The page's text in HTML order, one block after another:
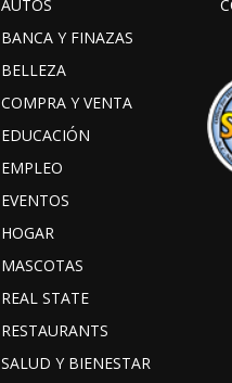
AUTOS
BANCA Y FINAZAS
BELLEZA
COMPRA Y VENTA
EDUCACIÓN
EMPLEO
EVENTOS
HOGAR
MASCOTAS
REAL STATE
RESTAURANTS
SALUD Y BIENESTAR